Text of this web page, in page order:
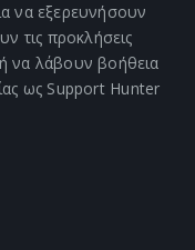
να εξερευνήσουν
τις προκλήσεις
να λάβουν βοήθεια
ως Support Hunter